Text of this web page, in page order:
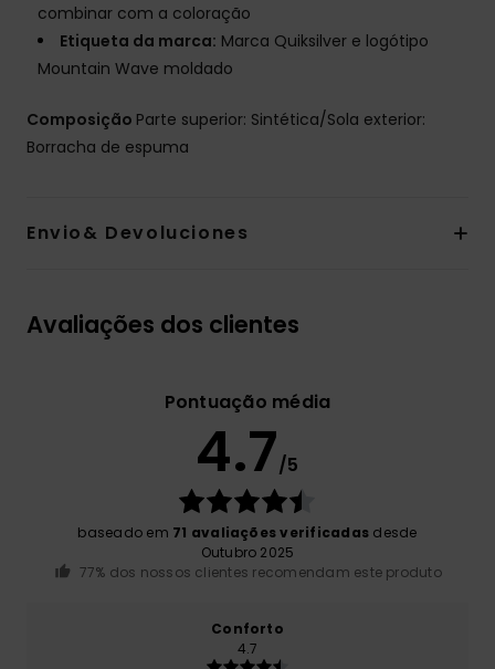
combinar com a coloração
Etiqueta da marca: Marca Quiksilver e logótipo
Mountain Wave moldado
Composição Parte superior: Sintética/Sola exterior:
Borracha de espuma
Envio& Devoluciones
Avaliações dos clientes
Pontuação média
4.7/5
baseado em 71 avaliações verificadas desde
Outubro 2025
77% dos nossos clientes recomendam este produto
Conforto
4.7